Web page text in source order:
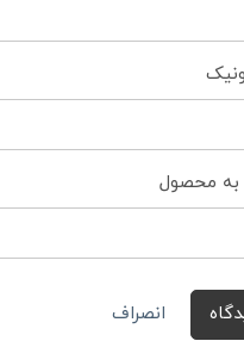
به محصول
انصراف